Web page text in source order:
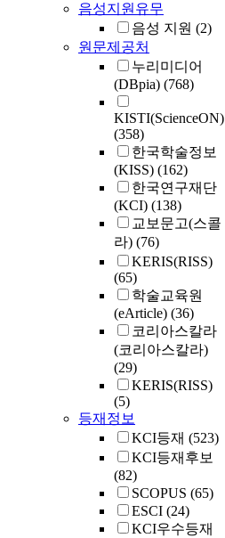
음성지원유무
음성 지원 (2)
원문제공처
누리미디어
(DBpia) (768)
KISTI(ScienceON)
(358)
한국학술정보
(KISS) (162)
한국연구재단
(KCI) (138)
교보문고(스콜
라) (76)
KERIS(RISS)
(65)
학술교육원
(eArticle) (36)
코리아스칼라
(코리아스칼라)
(29)
KERIS(RISS)
(5)
등재정보
KCI등재 (523)
KCI등재후보
(82)
SCOPUS (65)
ESCI (24)
KCI우수등재